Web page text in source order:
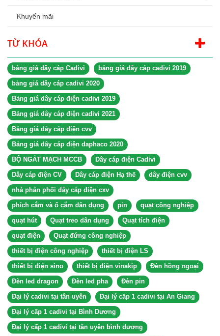
Khuyến mãi
TỪ KHÓA
bảng giá dây cáp Cadivi bảng giá dây cáp cadivi 2019
bảng giá dây cáp cadivi 2020
Bảng giá dây cáp điện cadivi 2019
Bảng giá dây cáp điện cadivi 2021
Bảng giá dây cáp điện cvv
Bảng giá dây cáp điện daphaco 2020
BỘ NGẮT MẠCH MCCB Dây cáp điện Cadivi
Dây cáp điện CV Dây cáp điện Hạ thế dây điện cvv
nhà phân phối dây cáp điện cxv
phích cắm và ổ cắm dân dụng pin quạt công nghiệp
quạt hút Quạt treo dân dụng Quạt tích điện
quạt điện Quạt đứng công nghiệp
thiết bị điện công nghiệp thiết bị điện LS
thiết bị điện sino thiết bị điện vinakip Đèn hồng ngoại
Đèn led dragon Đèn led pha Đèn pin
Đại lý cadivi tại tân uyên Đại lý cấp 1 cadivi tại An Giang
Đại lý cấp 1 cadivi tại Bình Dương
Đại lý cấp 1 cadivi tại tân uyên bình dương